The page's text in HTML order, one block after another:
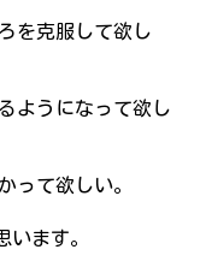
を克服して欲し
ようになって欲し
って欲しい。
ます。